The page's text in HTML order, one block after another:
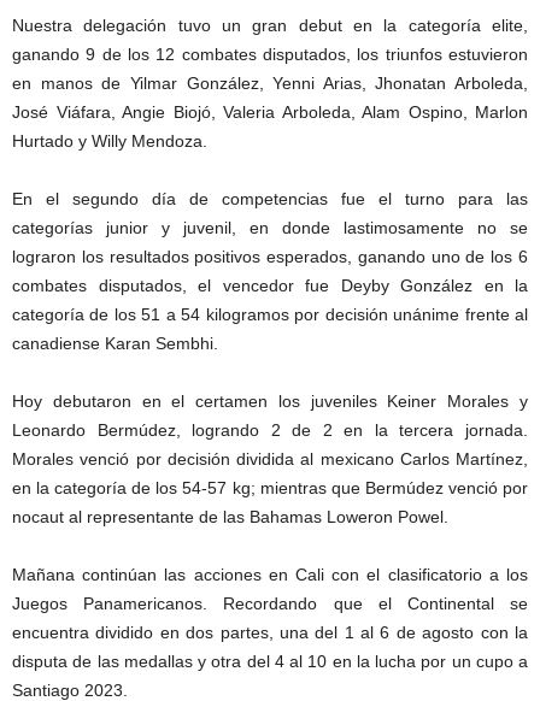
Nuestra delegación tuvo un gran debut en la categoría elite,
ganando 9 de los 12 combates disputados, los triunfos estuvieron
en manos de Yilmar González, Yenni Arias, Jhonatan Arboleda,
José Viáfara, Angie Biojó, Valeria Arboleda, Alam Ospino, Marlon
Hurtado y Willy Mendoza.
En el segundo día de competencias fue el turno para las
categorías junior y juvenil, en donde lastimosamente no se
lograron los resultados positivos esperados, ganando uno de los 6
combates disputados, el vencedor fue Deyby González en la
categoría de los 51 a 54 kilogramos por decisión unánime frente al
canadiense Karan Sembhi.
Hoy debutaron en el certamen los juveniles Keiner Morales y
Leonardo Bermúdez, logrando 2 de 2 en la tercera jornada.
Morales venció por decisión dividida al mexicano Carlos Martínez,
en la categoría de los 54-57 kg; mientras que Bermúdez venció por
nocaut al representante de las Bahamas Loweron Powel.
Mañana continúan las acciones en Cali con el clasificatorio a los
Juegos Panamericanos. Recordando que el Continental se
encuentra dividido en dos partes, una del 1 al 6 de agosto con la
disputa de las medallas y otra del 4 al 10 en la lucha por un cupo a
Santiago 2023.